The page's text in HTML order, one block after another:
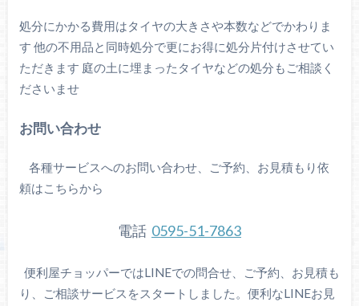
処分にかかる費用はタイヤの大きさや本数などでかわりま
す 他の不用品と同時処分で更にお得に処分片付けさせてい
ただきます 庭の土に埋まったタイヤなどの処分もご相談く
ださいませ
お問い合わせ
各種サービスへのお問い合わせ、ご予約、お見積もり依
頼はこちらから
電話 0595-51-7863
便利屋チョッパーではLINEでの問合せ、ご予約、お見積も
り、ご相談サービスをスタートしました。便利なLINEお見